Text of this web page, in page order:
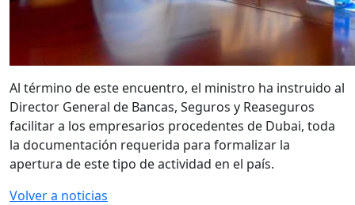
Al término de este encuentro, el ministro ha instruido al
Director General de Bancas, Seguros y Reaseguros
facilitar a los empresarios procedentes de Dubai, toda
la documentación requerida para formalizar la
apertura de este tipo de actividad en el país.
Volver a noticias